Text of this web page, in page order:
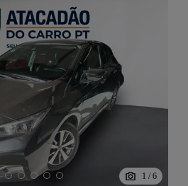
1 / 6